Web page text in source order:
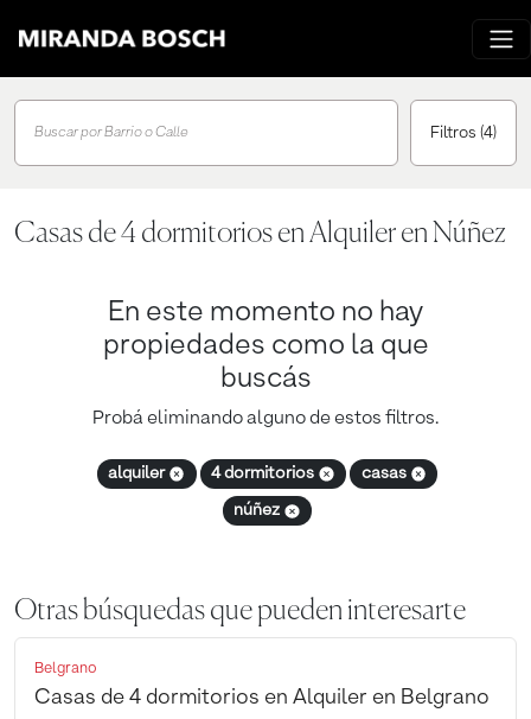
Buscar por Barrio o Calle Filtros (4)
Casas de 4 dormitorios en Alquiler en Núñez
En este momento no hay
propiedades como la que
buscás
Probá eliminando alguno de estos filtros.
alquiler 4 dormitorios casas
núñez
Otras búsquedas que pueden interesarte
Belgrano
Casas de 4 dormitorios en Alquiler en Belgrano